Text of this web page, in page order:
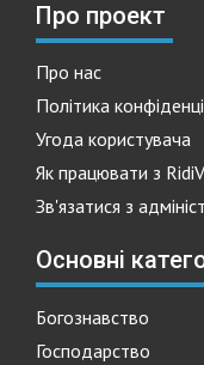
Про проект
Про нас
Політика
Угода користувача
Як працювати з
Зв'язатися з
Основні
Богознавство
Господарство